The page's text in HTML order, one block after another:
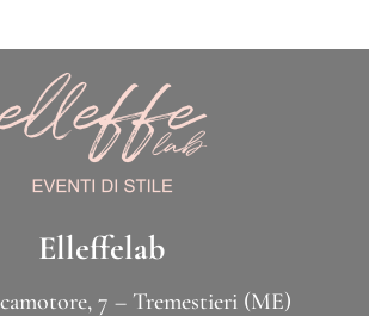
Elleffelab
7 – Tremestieri (ME)